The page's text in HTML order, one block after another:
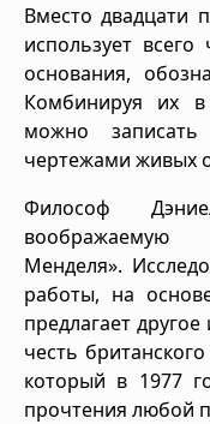
Вместо двадцати
использует
основания,
Комбинируя их в
можно записать
чертежами живых
Философ
воображаемую
Менделя».
работы, на
предлагает
честь
который в 1977
прочтения любой